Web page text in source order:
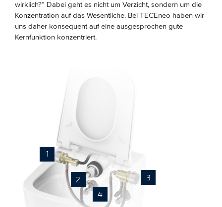
wirklich?“ Dabei geht es nicht um Verzicht, sondern um die
Konzentration auf das Wesentliche. Bei TECEneo haben wir
uns daher konsequent auf eine ausgesprochen gute
Kernfunktion konzentriert.
1
2
3
4